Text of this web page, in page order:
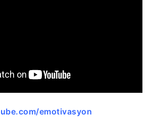
emotivasyon